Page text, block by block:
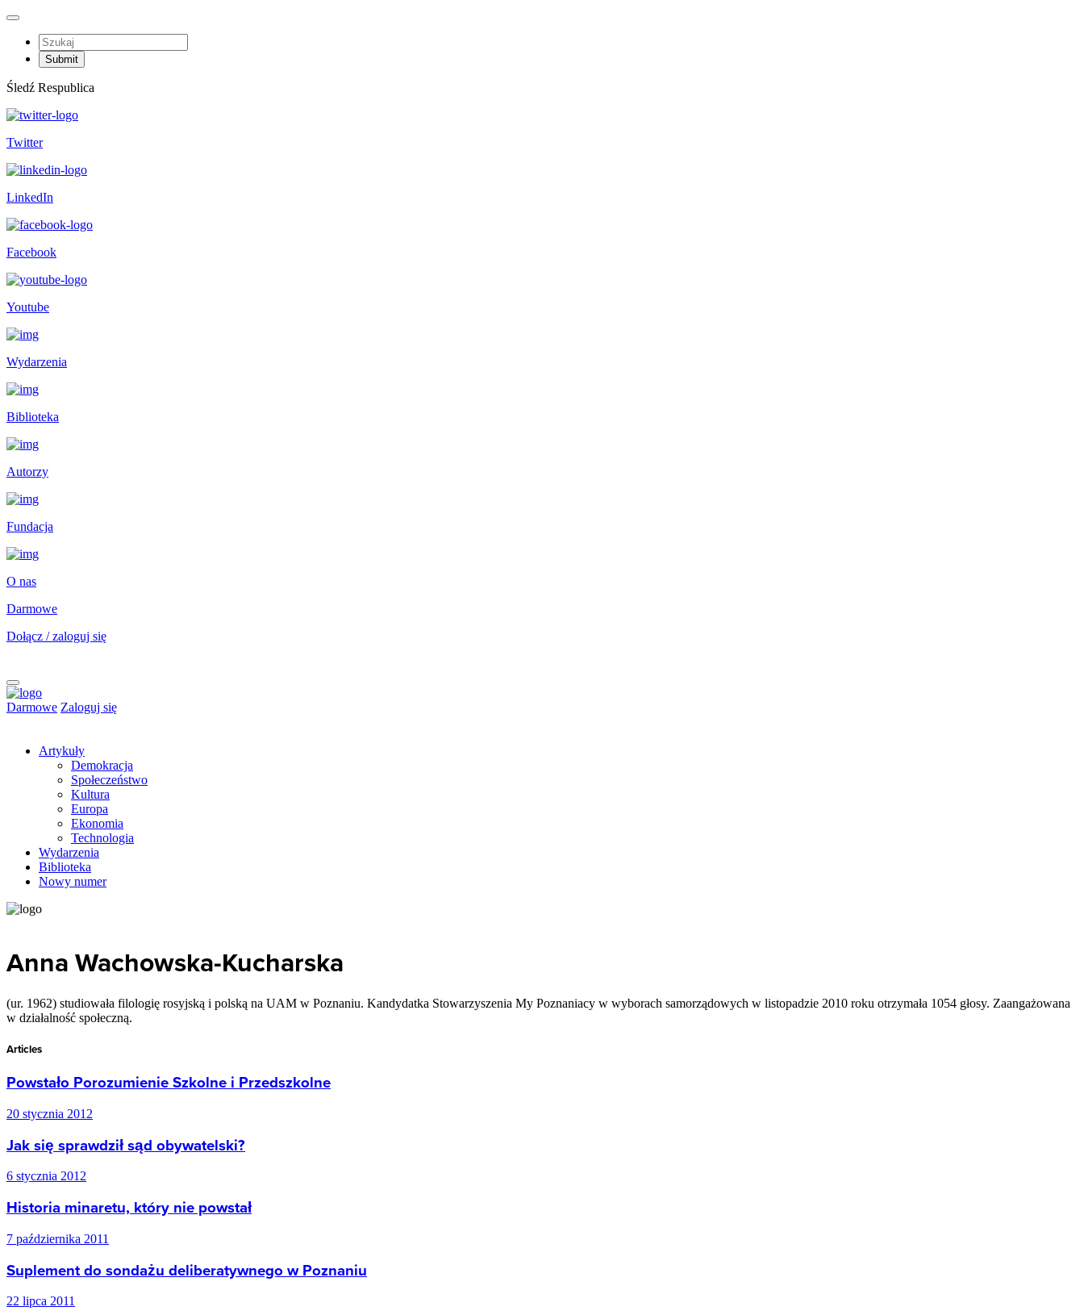
Śledź Respublica
Twitter
LinkedIn
Facebook
Youtube
Wydarzenia
Biblioteka
Autorzy
Fundacja
O nas
Darmowe
Dołącz / zaloguj się
Darmowe Zaloguj się
Artykuły
Demokracja
Społeczeństwo
Kultura
Europa
Ekonomia
Technologia
Wydarzenia
Biblioteka
Nowy numer
Anna Wachowska-Kucharska
(ur. 1962) studiowała filologię rosyjską i polską na UAM w Poznaniu. Kandydatka Stowarzyszenia My Poznaniacy w wyborach samorządowych w listopadzie 2010 roku otrzymała 1054 głosy. Zaangażowana
w działalność społeczną.
Articles
Powstało Porozumienie Szkolne i Przedszkolne
20 stycznia 2012
Jak się sprawdził sąd obywatelski?
6 stycznia 2012
Historia minaretu, który nie powstał
7 października 2011
Suplement do sondażu deliberatywnego w Poznaniu
22 lipca 2011